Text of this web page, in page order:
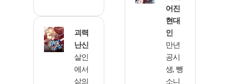
괴력
난신
살인
에서
삶의
어진
현대
인
만년
공시
생, 뺑
소니